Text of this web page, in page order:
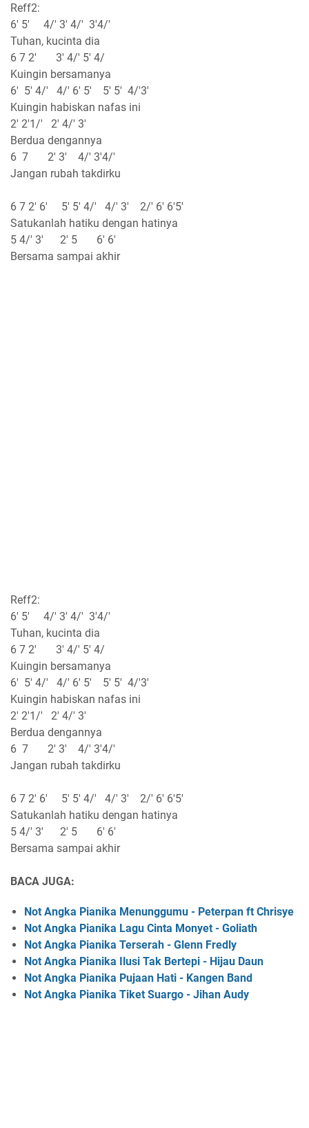
Reff2:
6' 5' 4/' 3' 4/' 3'4/'
Tuhan, kucinta dia
6 7 2' 3' 4/' 5' 4/
Kuingin bersamanya
6' 5' 4/' 4/' 6' 5' 5' 5' 4/'3'
Kuingin habiskan nafas ini
2' 2'1/' 2' 4/' 3'
Berdua dengannya
6 7 2' 3' 4/' 3'4/'
Jangan rubah takdirku
6 7 2' 6' 5' 5' 4/' 4/' 3' 2/' 6' 6'5'
Satukanlah hatiku dengan hatinya
5 4/' 3' 2' 5 6' 6'
Bersama sampai akhir
Reff2:
6' 5' 4/' 3' 4/' 3'4/'
Tuhan, kucinta dia
6 7 2' 3' 4/' 5' 4/
Kuingin bersamanya
6' 5' 4/' 4/' 6' 5' 5' 5' 4/'3'
Kuingin habiskan nafas ini
2' 2'1/' 2' 4/' 3'
Berdua dengannya
6 7 2' 3' 4/' 3'4/'
Jangan rubah takdirku
6 7 2' 6' 5' 5' 4/' 4/' 3' 2/' 6' 6'5'
Satukanlah hatiku dengan hatinya
5 4/' 3' 2' 5 6' 6'
Bersama sampai akhir
BACA JUGA:
Not Angka Pianika Menunggumu - Peterpan ft Chrisye
Not Angka Pianika Lagu Cinta Monyet - Goliath
Not Angka Pianika Terserah - Glenn Fredly
Not Angka Pianika Ilusi Tak Bertepi - Hijau Daun
Not Angka Pianika Pujaan Hati - Kangen Band
Not Angka Pianika Tiket Suargo - Jihan Audy